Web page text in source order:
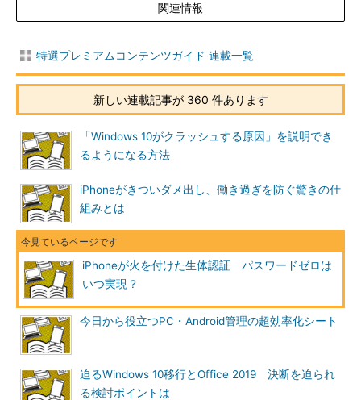
関連情報
特選プレミアムコンテンツガイド 連載一覧
新しい連載記事が 360 件あります
「Windows 10がクラッシュする原因」を説明でき
るようになる方法
iPhoneがきついダメ出し、働き過ぎを防ぐ驚きの仕
組みとは
iPhoneが火を付けた生体認証 パスワードゼロは
いつ実現？
今日から役立つPC・Android管理の超効率化シート
迫るWindows 10移行とOffice 2019 決断を迫られ
る検討ポイントは